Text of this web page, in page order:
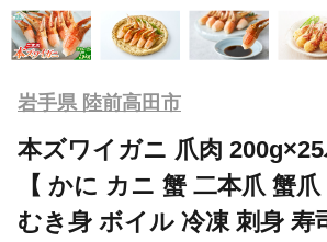
岩手県 陸前高田市
本ズワイガニ 爪肉
【 かに カニ 蟹 二本爪 蟹
むき身 ボイル 冷凍 刺身 寿